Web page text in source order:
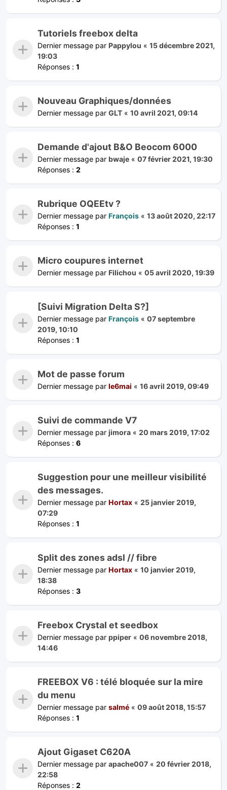
Tutoriels freebox delta
Dernier message par Pappylou « 15 décembre 2021,
19:03
Réponses : 1
Nouveau Graphiques/données
Dernier message par GLT « 10 avril 2021, 09:14
Demande d'ajout B&O Beocom 6000
Dernier message par bwaje « 07 février 2021, 19:30
Réponses : 2
Rubrique OQEEtv ?
Dernier message par François « 13 août 2020, 22:17
Réponses : 1
Micro coupures internet
Dernier message par Filichou « 05 avril 2020, 19:39
[Suivi Migration Delta S?]
Dernier message par François « 07 septembre
2019, 10:10
Réponses : 1
Mot de passe forum
Dernier message par le6mai « 16 avril 2019, 09:49
Suivi de commande V7
Dernier message par jimora « 20 mars 2019, 17:02
Réponses : 6
Suggestion pour une meilleur visibilité
des messages.
Dernier message par Hortax « 25 janvier 2019,
07:29
Réponses : 1
Split des zones adsl // fibre
Dernier message par Hortax « 10 janvier 2019,
18:38
Réponses : 3
Freebox Crystal et seedbox
Dernier message par ppiper « 06 novembre 2018,
14:46
FREEBOX V6 : télé bloquée sur la mire
du menu
Dernier message par salmé « 09 août 2018, 15:57
Réponses : 1
Ajout Gigaset C620A
Dernier message par apache007 « 20 février 2018,
22:58
Réponses : 2